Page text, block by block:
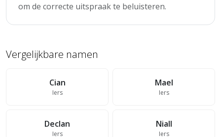
om de correcte uitspraak te beluisteren.
Vergelijkbare namen
Cian
Iers
Mael
Iers
Declan
Iers
Niall
Iers